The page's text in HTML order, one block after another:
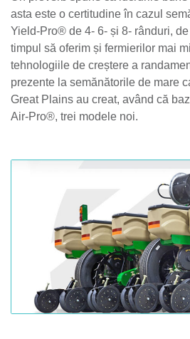
asta este o certitudine în cazul
Yield-Pro® de 4- 6- și 8- rânduri,
timpul să oferim și fermierilor mai
tehnologiile de creștere a
prezente la semănătorile de mare
Great Plains au creat, având că
Air-Pro®, trei modele noi.